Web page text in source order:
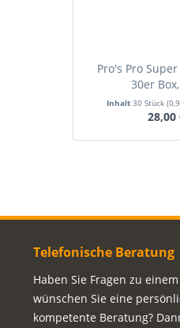
Pro's Pro
30er
Inhalt 30 Stück
28,00
Telefonische Beratung
Haben Sie Fragen zu
wünschen Sie eine
kompetente Beratung?